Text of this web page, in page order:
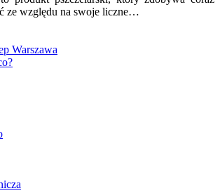
ze względu na swoje liczne…
Warszawa